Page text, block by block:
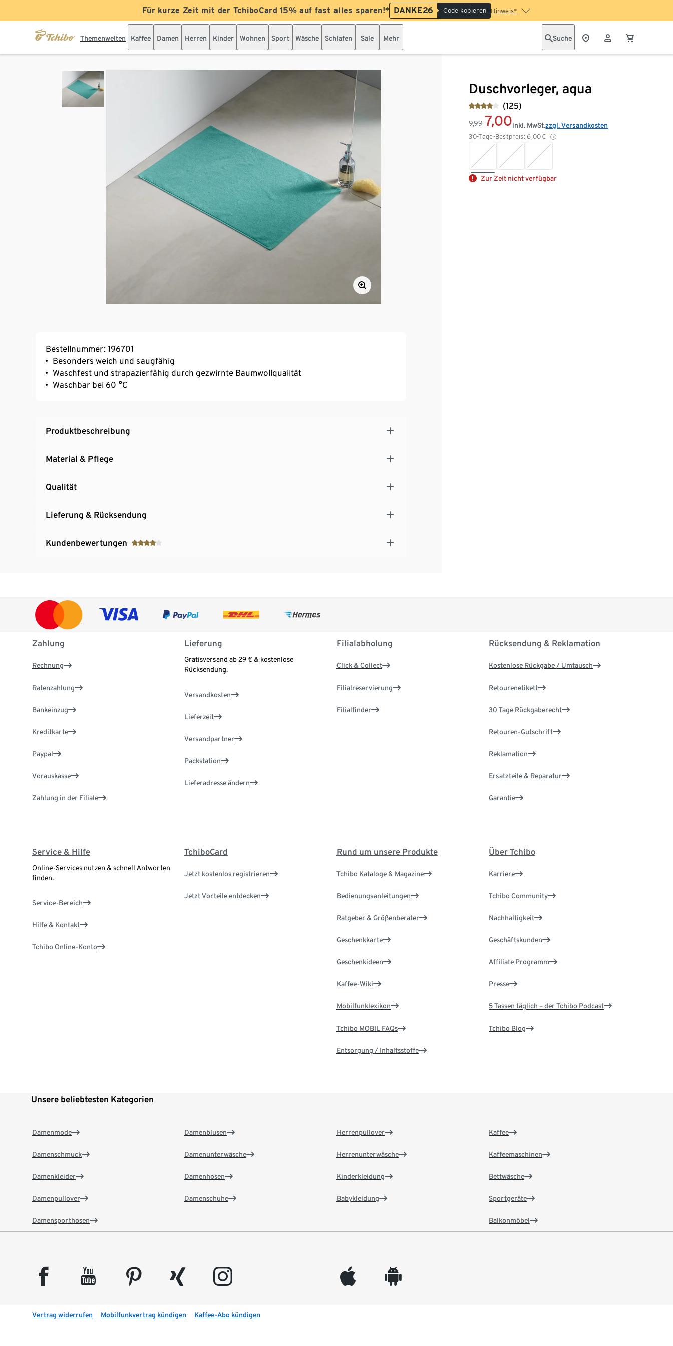
Für kurze Zeit mit der TchiboCard 15% auf fast alles sparen!* DANKE26 Code kopieren Hinweis*
Themenwelten Kaffee Damen Herren Kinder Wohnen Sport Wäsche Schlafen Sale Mehr Suche
Duschvorleger, aqua
(125)
9,99 7,00
30-Tage-Bestpreis: 6,00€
inkl. MwSt.zzgl. Versandkosten
Zur Zeit nicht verfügbar
Bestellnummer: 196701
Besonders weich und saugfähig
Waschfest und strapazierfähig durch gezwirnte Baumwollqualität
Waschbar bei 60 °C
Produktbeschreibung
Material & Pflege
Qualität
Lieferung & Rücksendung
Kundenbewertungen
Zahlung
Rechnung
Ratenzahlung
Bankeinzug
Kreditkarte
Paypal
Vorauskasse
Zahlung in der Filiale
Lieferung
Gratisversand ab 29 € & kostenlose
Rücksendung.
Versandkosten
Lieferzeit
Versandpartner
Packstation
Lieferadresse ändern
Filialabholung
Click & Collect
Filialreservierung
Filialfinder
Rücksendung & Reklamation
Kostenlose Rückgabe / Umtausch
Retourenetikett
30 Tage Rückgaberecht
Retouren-Gutschrift
Reklamation
Ersatzteile & Reparatur
Garantie
Service & Hilfe
Online-Services nutzen & schnell Antworten
finden.
Service-Bereich
Hilfe & Kontakt
Tchibo Online-Konto
TchiboCard
Jetzt kostenlos registrieren
Jetzt Vorteile entdecken
Rund um unsere Produkte
Tchibo Kataloge & Magazine
Bedienungsanleitungen
Ratgeber & Größenberater
Geschenkkarte
Geschenkideen
Kaffee-Wiki
Mobilfunklexikon
Tchibo MOBIL FAQs
Entsorgung / Inhaltsstoffe
Über Tchibo
Karriere
Tchibo Community
Nachhaltigkeit
Geschäftskunden
Affiliate Programm
Presse
5 Tassen täglich – der Tchibo Podcast
Tchibo Blog
Unsere beliebtesten Kategorien
Damenmode
Damenschmuck
Damenkleider
Damenpullover
Damensporthosen
Damenblusen
Damenunterwäsche
Damenhosen
Damenschuhe
Herrenpullover
Herrenunterwäsche
Kinderkleidung
Babykleidung
Kaffee
Kaffeemaschinen
Bettwäsche
Sportgeräte
Balkonmöbel
facebook youtube pinterest xing instagram appleinc android
Vertrag widerrufen Mobilfunkvertrag kündigen Kaffee-Abo kündigen